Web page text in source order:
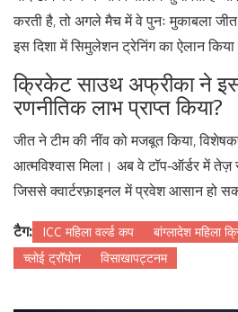
करती है, तो अगले मैच में वे पुनः मुकाबला
इस दिशा में सिमुलेशन ट्रेनिंग का ऐलान किया
क्रिकेट साउथ अफ्रीका ने
रणनीतिक लाभ प्राप्त किया?
जीत ने टीम की नींव को मजबूत किया,
आत्मविश्वास मिला। अब वे टॉप‑ऑर्डर में
जिससे क्वार्टरफ़ाइनल में प्रवेश आसान हो
टैग: ICC महिला वर्ल्ड कप बांग्लादेश महिला
च्लोई ट्रॉयोन
विसाखापट्टनम